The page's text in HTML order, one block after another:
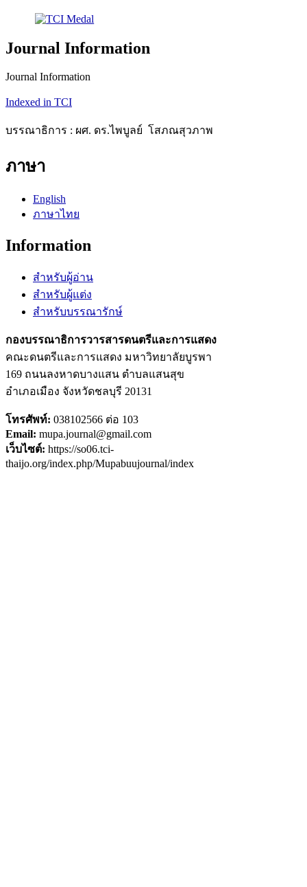
Journal Information
Journal Information
Indexed in TCI
บรรณาธิการ : ผศ. ดร.ไพบูลย์ โสภณสุวภาพ
ภาษา
English
ภาษาไทย
Information
สำหรับผู้อ่าน
สำหรับผู้แต่ง
สำหรับบรรณารักษ์
กองบรรณาธิการวารสารดนตรีและการแสดง
คณะดนตรีและการแสดง มหาวิทยาลัยบูรพา
169 ถนนลงหาดบางแสน ตำบลแสนสุข
อำเภอเมือง จังหวัดชลบุรี 20131
โทรศัพท์: 038102566 ต่อ 103
Email: mupa.journal@gmail.com
เว็บไซต์: https://so06.tci-
thaijo.org/index.php/Mupabuujournal/index